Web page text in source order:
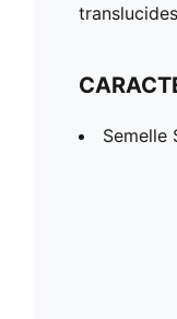
Semelle